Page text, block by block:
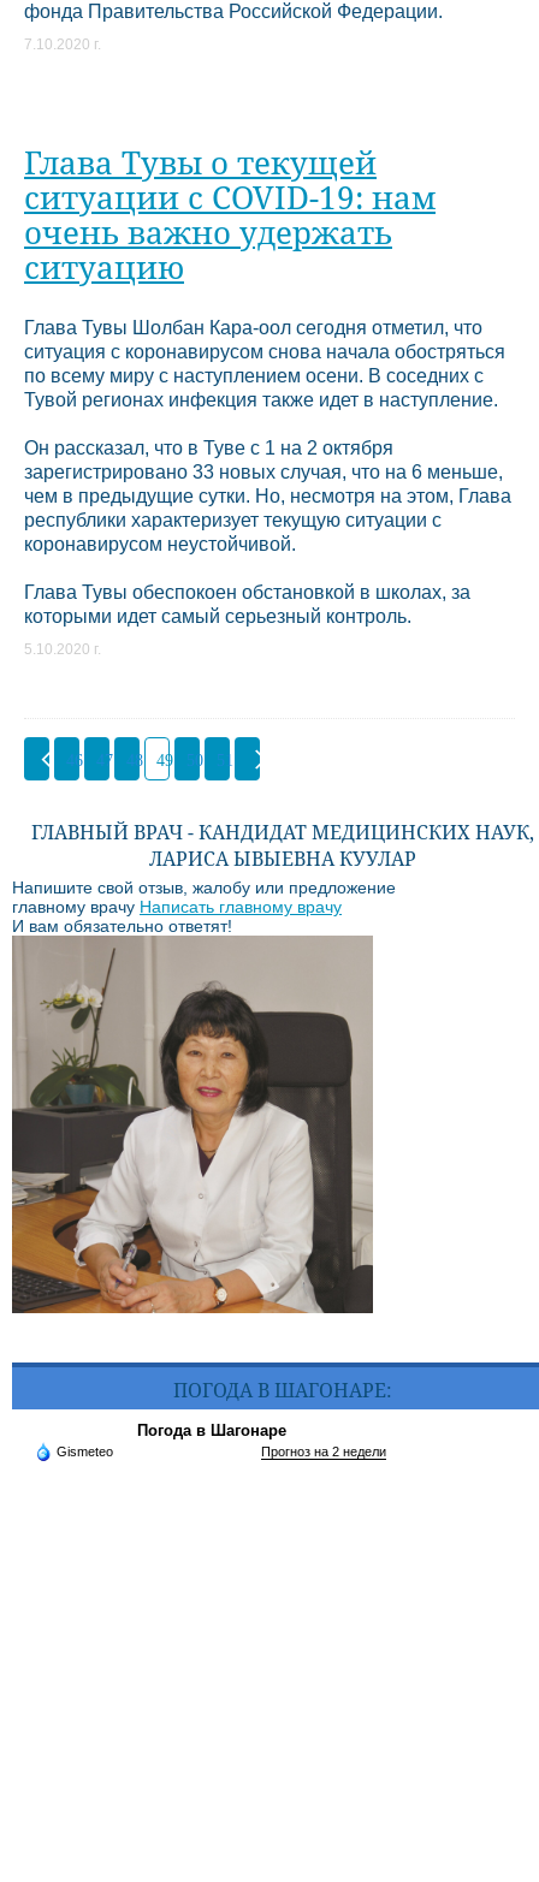
фонда Правительства Российской Федерации.
7.10.2020 г.
Глава Тувы о текущей
ситуации с COVID-19: нам
очень важно удержать
ситуацию
Глава Тувы Шолбан Кара-оол сегодня отметил, что
ситуация с коронавирусом снова начала обостряться
по всему миру с наступлением осени. В соседних с
Тувой регионах инфекция также идет в наступление.
Он рассказал, что в Туве с 1 на 2 октября
зарегистрировано 33 новых случая, что на 6 меньше,
чем в предыдущие сутки. Но, несмотря на этом, Глава
республики характеризует текущую ситуации с
коронавирусом неустойчивой.
Глава Тувы обеспокоен обстановкой в школах, за
которыми идет самый серьезный контроль.
5.10.2020 г.
46 47 48 49 50 51
ГЛАВНЫЙ ВРАЧ - КАНДИДАТ МЕДИЦИНСКИХ НАУК,
ЛАРИСА ЫВЫЕВНА КУУЛАР
Напишите свой отзыв, жалобу или предложение
главному врачу Написать главному врачу
И вам обязательно ответят!
ПОГОДА В ШАГОНАРЕ:
Погода в Шагонаре
Gismeteo Прогноз на 2 недели